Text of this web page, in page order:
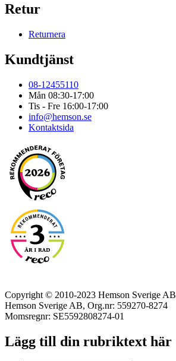
Retur
Returnera
Kundtjänst
08-12455110
Mån 08:30-17:00
Tis - Fre 16:00-17:00
info@hemson.se
Kontaktsida
Copyright © 2010-2023 Hemson Sverige AB
Hemson Sverige AB, Org.nr: 559270-8274
Momsregnr: SE5592808274-01
Lägg till din rubriktext här